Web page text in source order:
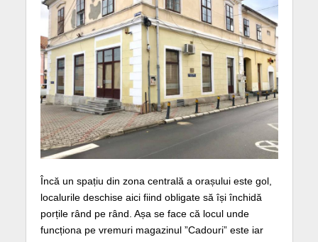
Încă un spațiu din zona centrală a orașului este gol,
localurile deschise aici fiind obligate să își închidă
porțile rând pe rând. Așa se face că locul unde
funcționa pe vremuri magazinul ”Cadouri” este iar